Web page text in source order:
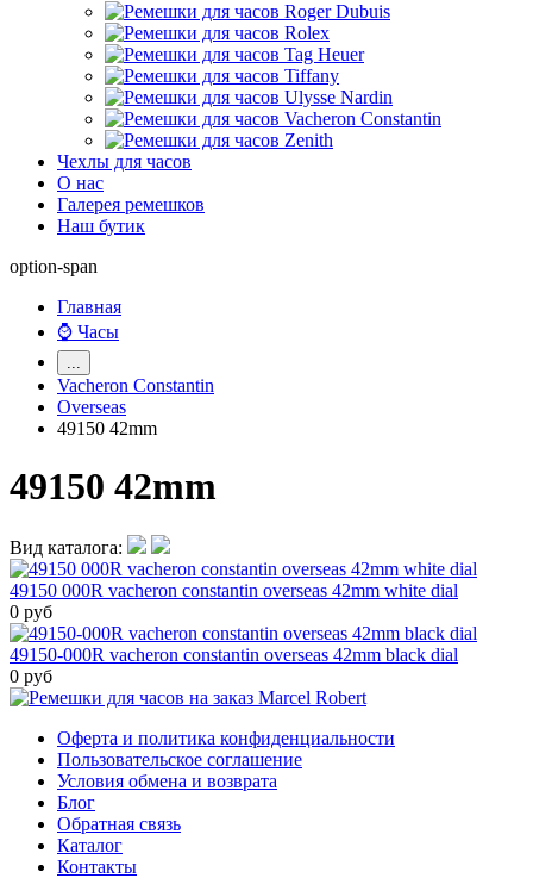
Чехлы для часов
О нас
Галерея ремешков
Наш бутик
option-span
Главная
⌚ Часы
Vacheron Constantin
Overseas
49150 42mm
49150 42mm
Вид каталога:
49150 000R vacheron constantin overseas 42mm white dial
0 руб
49150-000R vacheron constantin overseas 42mm black dial
0 руб
Оферта и политика конфиденциальности
Пользовательское соглашение
Условия обмена и возврата
Блог
Обратная связь
Каталог
Контакты